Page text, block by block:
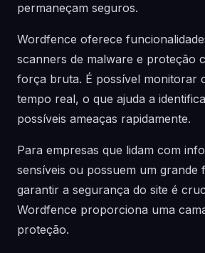
permaneçam seguros.
Wordfence oferece
scanners de malware e proteção
força bruta. É possível monitorar
tempo real, o que ajuda a
possíveis ameaças rapidamente.
Para empresas que lidam com
sensíveis ou possuem um grande
garantir a segurança do site é
Wordfence proporciona uma
proteção.